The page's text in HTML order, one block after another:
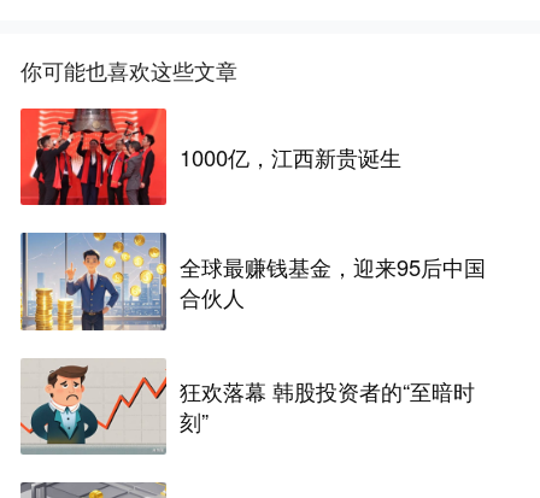
你可能也喜欢这些文章
1000亿，江西新贵诞生
全球最赚钱基金，迎来95后中国
合伙人
狂欢落幕 韩股投资者的“至暗时
刻”